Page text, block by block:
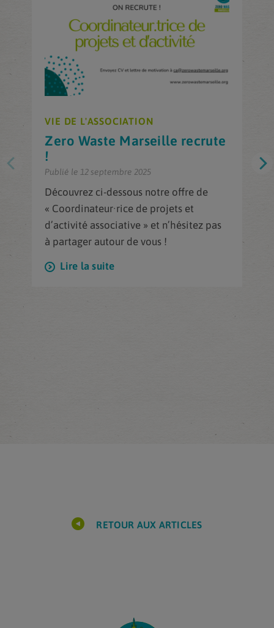
VIE DE L'ASSOCIATION
Zero Waste Marseille recrute
!
Publié le 12 septembre 2025
Découvrez ci-dessous notre offre de
« Coordinateur·rice de projets et
d’activité associative » et n’hésitez pas
à partager autour de vous !
Lire la suite
RETOUR AUX ARTICLES